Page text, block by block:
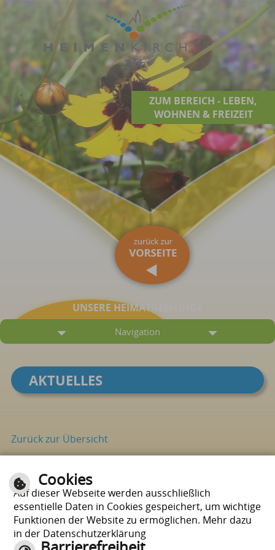
ZUM BEREICH - LEBEN,
WOHNEN & FREIZEIT
UNSERE HEIMATGEMEINDE
Navigation
AKTUELLES
Zurück zur Übersicht
Seite drucken
Cookies
Auf dieser Webseite werden ausschließlich
essentielle Daten in Cookies gespeichert, um wichtige
Funktionen der Website zu ermöglichen. Mehr dazu
in der Datenschutzerklärung